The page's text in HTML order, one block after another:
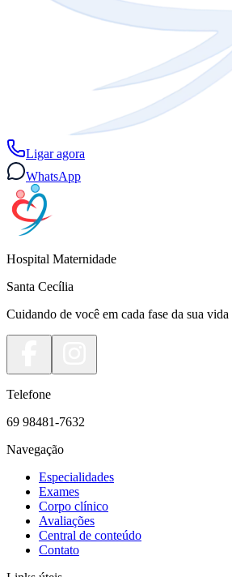
Ligar agora
WhatsApp
Hospital Maternidade
Santa Cecília
Cuidando de você em cada fase da sua vida
Telefone
69 98481-7632
Navegação
Especialidades
Exames
Corpo clínico
Avaliações
Central de conteúdo
Contato